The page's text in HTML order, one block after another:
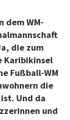
dem WM-
die zum
Karibikinsel
Fußball-WM
die
Und da
und